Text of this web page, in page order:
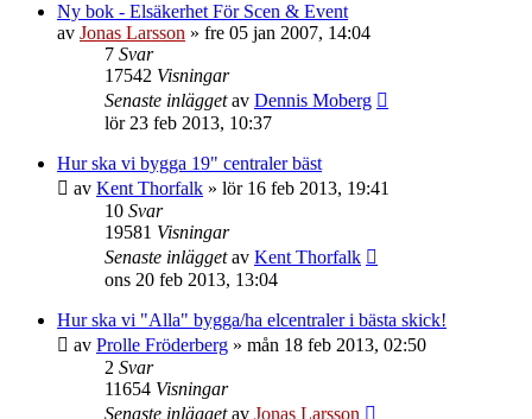
Ny bok - Elsäkerhet För Scen & Event
av Jonas Larsson » fre 05 jan 2007, 14:04
7 Svar
17542 Visningar
Senaste inläggetav Dennis Moberg
lör 23 feb 2013, 10:37
Hur ska vi bygga 19" centraler bäst
av Kent Thorfalk » lör 16 feb 2013, 19:41
10 Svar
19581 Visningar
Senaste inläggetav Kent Thorfalk
ons 20 feb 2013, 13:04
Hur ska vi "Alla" bygga/ha elcentraler i bästa skick!
av Prolle Fröderberg » mån 18 feb 2013, 02:50
2 Svar
11654 Visningar
Senaste inläggetav Jonas Larsson